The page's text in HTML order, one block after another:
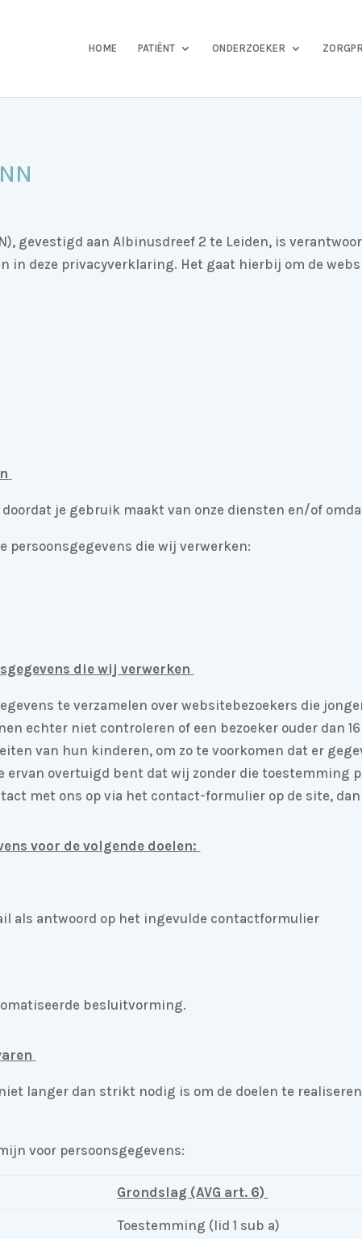
HOME PATIËNT ONDERZOEKER
gevestigd aan Albinusdreef 2 te Leiden, is
in deze privacyverklaring. Het gaat hierbij om de
je gebruik maakt van onze diensten en/of
persoonsgegevens die wij verwerken:
die wij verwerken
te verzamelen over websitebezoekers die
echter niet controleren of een bezoeker ouder dan
van hun kinderen, om zo te voorkomen dat er
ervan overtuigd bent dat wij zonder die toestemming
met ons op via het contact-formulier op de site,
voor de volgende doelen:
als antwoord op het ingevulde contactformulier
besluitvorming.
langer dan strikt nodig is om de doelen te
voor persoonsgegevens:
Grondslag (AVG art. 6)
Toestemming (lid 1 sub a)